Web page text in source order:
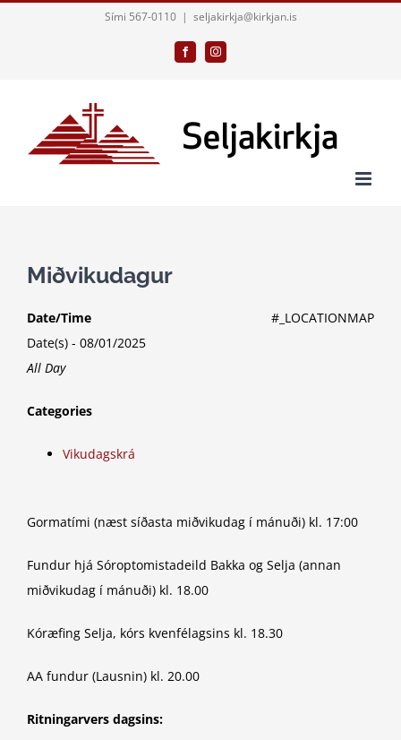
Sími 567-0110 | seljakirkja@kirkjan.is
FacebookInstagram
Miðvikudagur
#_LOCATIONMAP
Date/Time
Date(s) - 08/01/2025
All Day
Categories
Vikudagskrá
Gormatími (næst síðasta miðvikudag í mánuði) kl. 17:00
Fundur hjá Sóroptomistadeild Bakka og Selja (annan
miðvikudag í mánuði) kl. 18.00
Kóræfing Selja, kórs kvenfélagsins kl. 18.30
AA fundur (Lausnin) kl. 20.00
Ritningarvers dagsins: